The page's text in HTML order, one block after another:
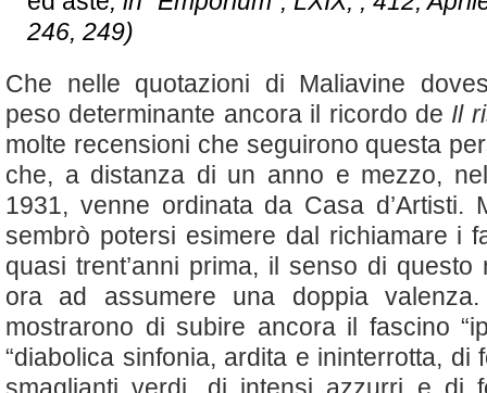
246, 249)
Che nelle quotazioni di Maliavine
peso determinante ancora il ricordo de Il
molte recensioni che seguirono questa
che, a distanza di un anno e mezzo,
1931, venne ordinata da Casa d’Artisti.
sembrò potersi esimere dal richiamare i
quasi trent’anni prima, il senso di questo
ora ad assumere una doppia
mostrarono di subire ancora il fascino
“diabolica sinfonia, ardita e ininterrotta, di